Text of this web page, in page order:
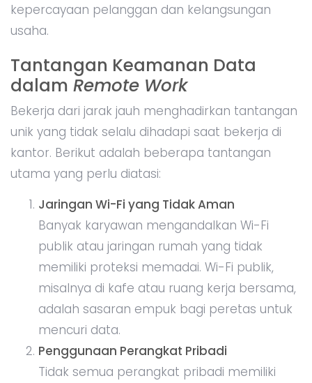
kepercayaan pelanggan dan kelangsungan
usaha.
Tantangan Keamanan Data
dalam Remote Work
Bekerja dari jarak jauh menghadirkan tantangan
unik yang tidak selalu dihadapi saat bekerja di
kantor. Berikut adalah beberapa tantangan
utama yang perlu diatasi:
Jaringan Wi-Fi yang Tidak Aman
Banyak karyawan mengandalkan Wi-Fi
publik atau jaringan rumah yang tidak
memiliki proteksi memadai. Wi-Fi publik,
misalnya di kafe atau ruang kerja bersama,
adalah sasaran empuk bagi peretas untuk
mencuri data.
Penggunaan Perangkat Pribadi
Tidak semua perangkat pribadi memiliki